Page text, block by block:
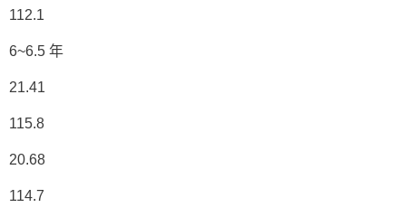
112.1
6~6.5 年
21.41
115.8
20.68
114.7